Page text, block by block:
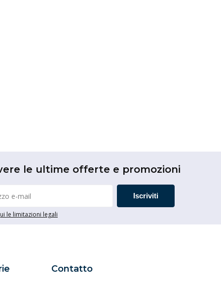
le ultime offerte e promozioni
Iscriviti
le limitazioni legali
Contatto